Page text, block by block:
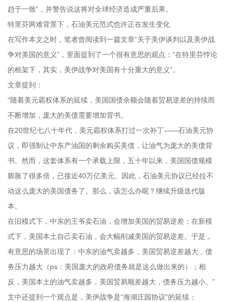
趋于一致”，并警告说这将对全球经济造成严重后果。
特里芬两难背景下，石油美元范式也许正在发生变化
在写作本文之时，笔者曾阅读到一篇文章“关于美伊谈判以及美伊战
争对美国的意义”，里面提到了一个很有意思的观点：“在特里芬悖论
的框架下，其实，美伊战争对美国有十分重大的意义”。
文章提到：
“随着美元霸权体系的延续，美国国债余额会随着贸易逆差的持续而
不断增加，庞大的美债需要增加背书。
在20世纪七八十年代，美元霸权体系打过一次补丁——石油美元协
议，即强制让中东产油国的剩余购买美债，让油气为庞大的美债背
书。然而，这套体系有一个承载上限，五十年以来，美国国债规模
膨胀了很多倍，已接近40万亿美元。因此，石油美元协议已经拉不
动这么庞大的美国债务了。那么，该怎么办呢？继续升级迭代版
本。
在旧模式下，中东的王爷卖石油，会增加美国的贸易逆差；在新模
式下，美国本土自己卖石油，会大幅削减美国的贸易逆差。于是，
有意思的场景出现了：中东的油气卖越多，美国贸易逆差越大，债
务压力越大（ps：美国庞大的政府债务就是这么做出来的）；相
反，美国本土的油气卖越多，美国贸易顺差越大，债务压力越小。”
文中还提到一个观点是，美伊战争是“海湖庄园协议”的延续：